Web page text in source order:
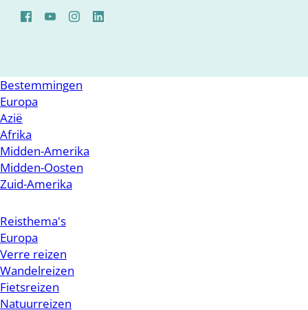
Bestemmingen
Europa
Azië
Afrika
Midden-Amerika
Midden-Oosten
Zuid-Amerika
Reisthema's
Europa
Verre reizen
Wandelreizen
Fietsreizen
Natuurreizen